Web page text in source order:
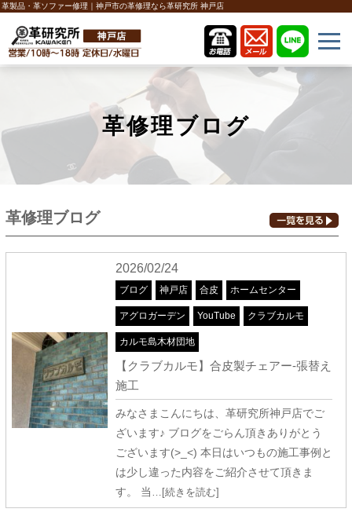
革製品・革ソファー修理｜神戸市の革修理なら革研究所 神戸店
革修理ブログ
革修理ブログ
2026/02/24
ブログ 神戸店 合皮 ホームセンター
アグロガーデン YouTube クラブカルモ
カルモ島木材団地
【クラブカルモ】合皮製チェアー-張替え
施工
みなさまこんにちは、革研究所神戸店でご
ざいます♪ ブログをごらん頂きありがとう
ございます(>_<) 本日はいつもの施工事例と
は少し違った内容をご紹介させて頂きま
す。 当 …[続きを読む]